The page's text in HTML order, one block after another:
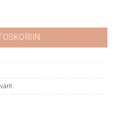
oxide green määrä